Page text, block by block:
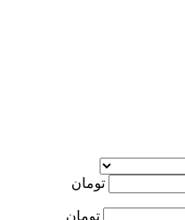
تومان
تومان